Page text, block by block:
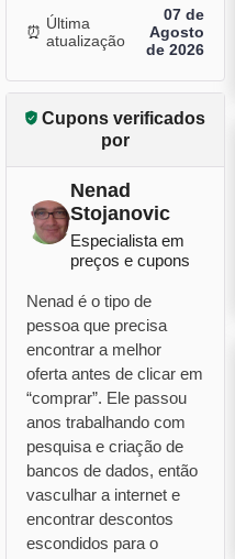
⏰ Última
atualização
07 de
Agosto
de 2026
Cupons verificados
por
Nenad
Stojanovic
Especialista em
preços e cupons
Nenad é o tipo de
pessoa que precisa
encontrar a melhor
oferta antes de clicar em
“comprar”. Ele passou
anos trabalhando com
pesquisa e criação de
bancos de dados, então
vasculhar a internet e
encontrar descontos
escondidos para o